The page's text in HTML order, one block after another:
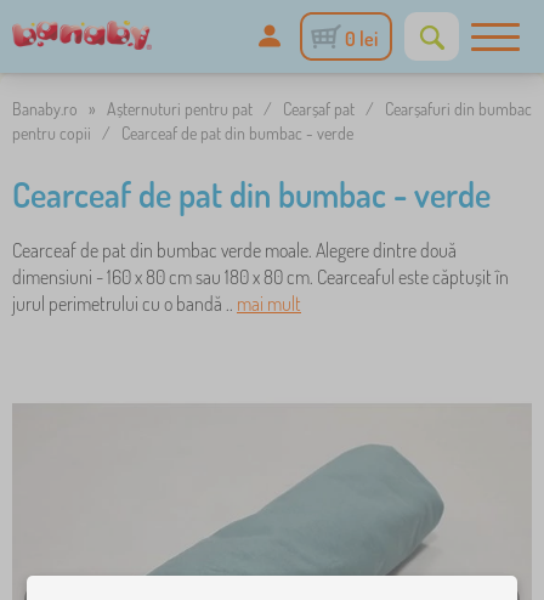
0 lei
Banaby.ro » Așternuturi pentru pat / Cearșaf pat /
Cearșafuri din bumbac
pentru copii
/ Cearceaf de pat din bumbac - verde
Cearceaf de pat din bumbac - verde
Cearceaf de pat din bumbac verde moale. Alegere dintre două
dimensiuni - 160 x 80 cm sau 180 x 80 cm. Cearceaful este căptușit în
jurul perimetrului cu o bandă .. mai mult